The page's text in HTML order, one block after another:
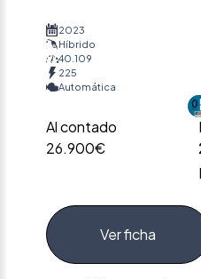
2023
Híbrido
40.109
225
Automática
Al contado
26.900€
Ver ficha